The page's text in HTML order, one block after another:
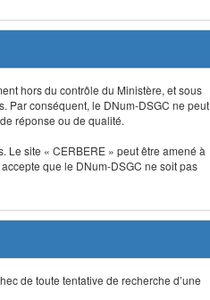
hors du contrôle du Ministère, et sous
Par conséquent, le DNum-DSGC ne peut
réponse ou de qualité.
Le site « CERBERE » peut être amené à
que le DNum-DSGC ne soit pas
de toute tentative de recherche d’une